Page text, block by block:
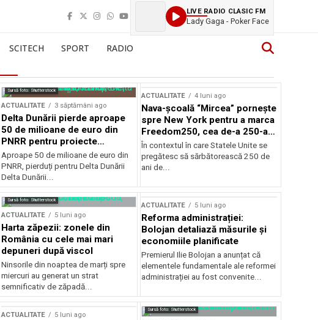
LIVE RADIO CLASIC FM
Lady Gaga - Poker Face
SCITECH SPORT RADIO
Sursă foto: Shutterstock
ACTUALITATE 3 săptămâni ago
Delta Dunării pierde aproape
50 de milioane de euro din
PNRR pentru proiecte
esențiale
Aproape 50 de milioane de euro din
PNRR, pierduți pentru Delta Dunării
Delta Dunării...
ACTUALITATE 4 luni ago
Nava-școală “Mircea” pornește
spre New York pentru a marca
Freedom250, cea de-a 250-a
aniversare a Statelor Unite
În contextul în care Statele Unite se
pregătesc să sărbătorească 250 de
ani de...
Sursă foto: Shutterstock
ACTUALITATE 5 luni ago
Harta zăpezii: zonele din
România cu cele mai mari
depuneri după viscol
Ninsorile din noaptea de marți spre
miercuri au generat un strat
semnificativ de zăpadă...
ACTUALITATE 5 luni ago
Reforma administrației:
Bolojan detaliază măsurile și
economiile planificate
Premierul Ilie Bolojan a anunțat că
elementele fundamentale ale reformei
administrației au fost convenite...
ACTUALITATE 5 luni ago
Sursă foto: Shutterstock